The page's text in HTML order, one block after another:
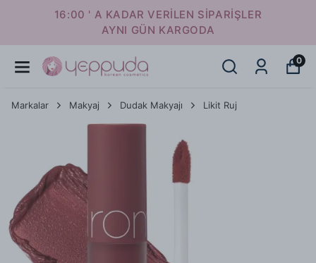
16:00 ' A KADAR VERİLEN SİPARİŞLER
AYNI GÜN KARGODA
0
Markalar Makyaj Dudak Makyajı Likit Ruj